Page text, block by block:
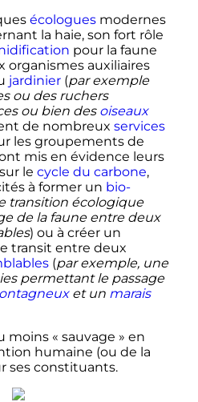
écologuesmodernes
la haie, son fort rôle
pour la faune
auxiliaires
jardinier(par exemple
ou des ruchers
ou bien des oiseaux
de nombreux services
les groupements de
mis en évidence leurs
le cycle du carbone,
à former un bio-
transition écologique
de la faune entre deux
) ou à créer un
transit entre deux
(par exemple, une
permettant le passage
et un marais
moins « sauvage » en
humaine (ou de la
ses constituants.